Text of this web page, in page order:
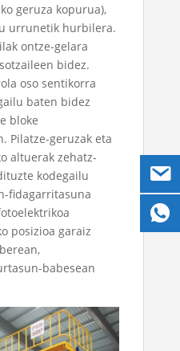
geruza kopurua),
urrunetik hurbilera.
ontze-gelara
bidez.
oso sentikorra
baten bidez
bloke
Pilatze-geruzak eta
altuerak zehatz-
kodegailu
fidagarritasuna
posizioa garaiz
babesean